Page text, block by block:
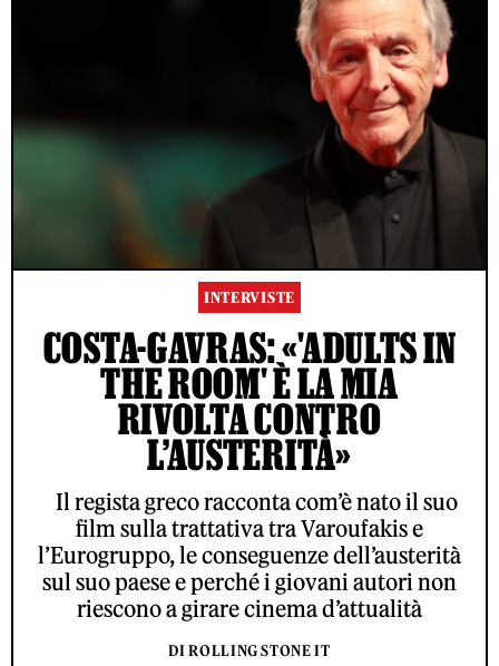
INTERVISTE
COSTA-GAVRAS: «'ADULTS IN
THE ROOM' È LA MIA
RIVOLTA CONTRO
L’AUSTERITÀ»
Il regista greco racconta com’è nato il suo
film sulla trattativa tra Varoufakis e
l’Eurogruppo, le conseguenze dell’austerità
sul suo paese e perché i giovani autori non
riescono a girare cinema d’attualità
DI ROLLING STONE IT